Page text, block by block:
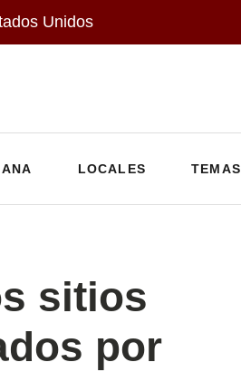
Unidos
LOCALES TEMAS
sitios
por